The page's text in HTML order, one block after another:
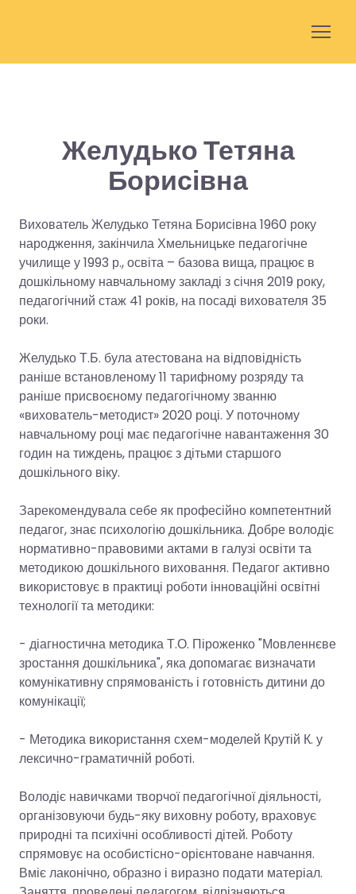
Желудько Тетяна
Борисівна
Вихователь Желудько Тетяна Борисівна 1960 року
народження, закінчила Хмельницьке педагогічне
училище у 1993 р., освіта – базова вища, працює в
дошкільному навчальному закладі з січня 2019 року,
педагогічний стаж 41 років, на посаді вихователя 35
роки.
Желудько Т.Б. була атестована на відповідність
раніше встановленому 11 тарифному розряду та
раніше присвоєному педагогічному званню
«вихователь-методист» 2020 році. У поточному
навчальному році має педагогічне навантаження 30
годин на тиждень, працює з дітьми старшого
дошкільного віку.
Зарекомендувала себе як професійно компетентний
педагог, знає психологію дошкільника. Добре володіє
нормативно-правовими актами в галузі освіти та
методикою дошкільного виховання. Педагог активно
використовує в практиці роботи інноваційні освітні
технології та методики:
- діагностична методика Т.О. Піроженко "Мовленнєве
зростання дошкільника", яка допомагає визначати
комунікативну спрямованість і готовність дитини до
комунікації;
- Методика використання схем-моделей Крутій К. у
лексично-граматичній роботі.
Володіє навичками творчої педагогічної діяльності,
організовуючи будь-яку виховну роботу, враховує
природні та психічні особливості дітей. Роботу
спрямовує на особистісно-орієнтоване навчання.
Вміє лаконічно, образно і виразно подати матеріал.